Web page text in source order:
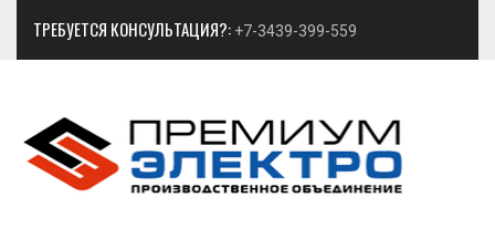
ТРЕБУЕТСЯ КОНСУЛЬТАЦИЯ?: +7-3439-399-559